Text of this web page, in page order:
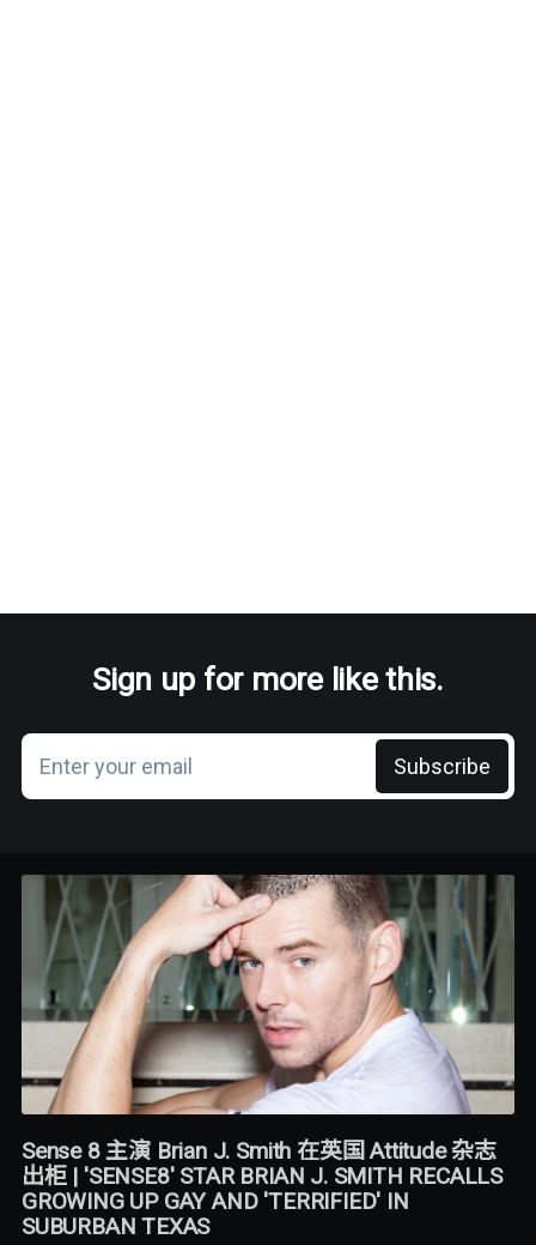
Sign up for more like this.
Enter your email Subscribe
Sense 8 主演 Brian J. Smith 在英国 Attitude 杂志
出柜 | 'SENSE8' STAR BRIAN J. SMITH RECALLS
GROWING UP GAY AND 'TERRIFIED' IN
SUBURBAN TEXAS